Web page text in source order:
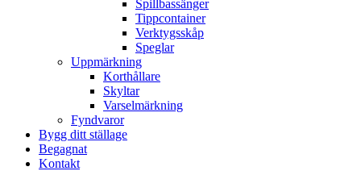
Spillbassänger
Tippcontainer
Verktygsskåp
Speglar
Uppmärkning
Korthållare
Skyltar
Varselmärkning
Fyndvaror
Bygg ditt ställage
Begagnat
Kontakt